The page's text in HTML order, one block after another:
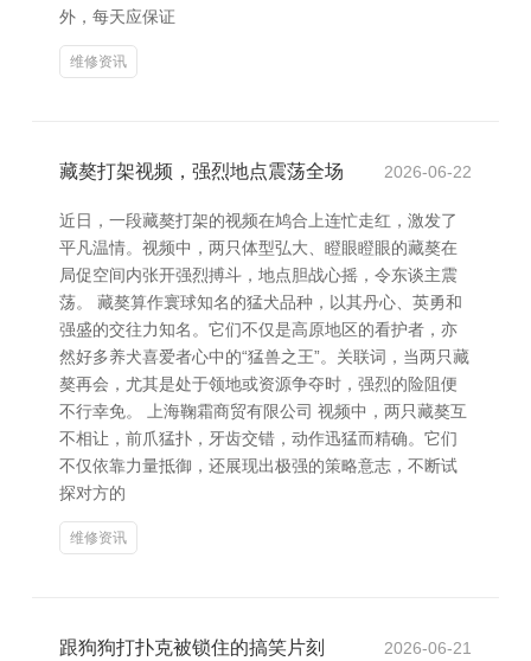
外，每天应保证
维修资讯
藏獒打架视频，强烈地点震荡全场 2026-06-22
近日，一段藏獒打架的视频在鸠合上连忙走红，激发了
平凡温情。视频中，两只体型弘大、瞪眼瞪眼的藏獒在
局促空间内张开强烈搏斗，地点胆战心摇，令东谈主震
荡。 藏獒算作寰球知名的猛犬品种，以其丹心、英勇和
强盛的交往力知名。它们不仅是高原地区的看护者，亦
然好多养犬喜爱者心中的“猛兽之王”。关联词，当两只藏
獒再会，尤其是处于领地或资源争夺时，强烈的险阻便
不行幸免。 上海鞠霜商贸有限公司 视频中，两只藏獒互
不相让，前爪猛扑，牙齿交错，动作迅猛而精确。它们
不仅依靠力量抵御，还展现出极强的策略意志，不断试
探对方的
维修资讯
跟狗狗打扑克被锁住的搞笑片刻 2026-06-21